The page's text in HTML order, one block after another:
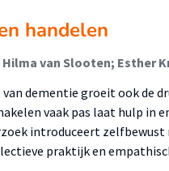
handelen
dementie groeit ook de
vaak pas laat hulp in
introduceert
praktijk en